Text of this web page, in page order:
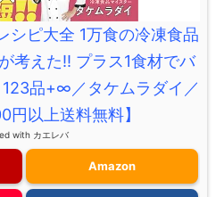
シピ大全 1万食の冷凍食品
考えた!! プラス1食材でバ
123品+∞／タケムラダイ／
円以上送料無料】
with カエレバ
Amazon